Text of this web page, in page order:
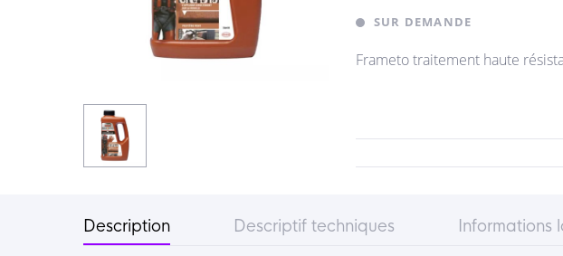
SUR DEMANDE
Frameto traitement haute
Description Descriptif techniques Informations